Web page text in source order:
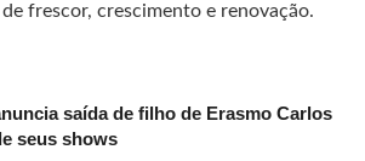
frescor, crescimento e renovação.
saída de filho de Erasmo Carlos
seus shows